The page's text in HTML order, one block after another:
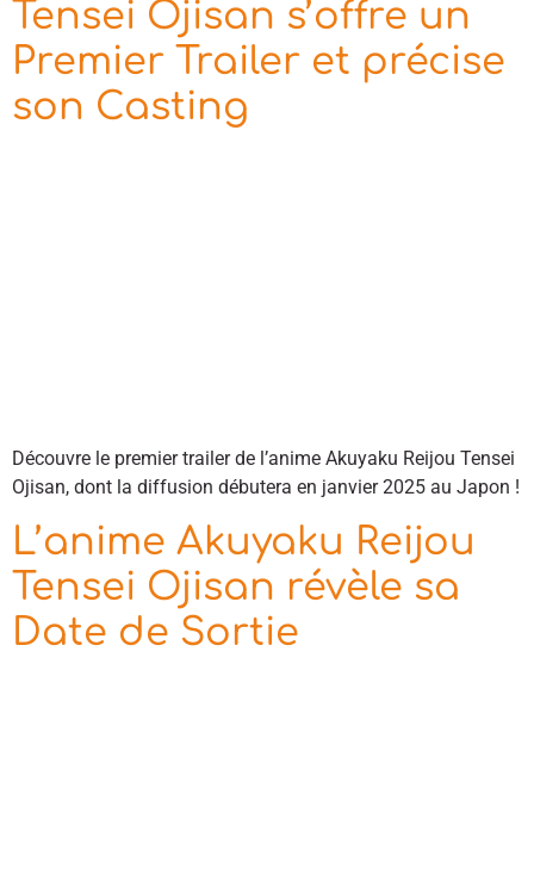
Tensei Ojisan s’offre un
Premier Trailer et précise
son Casting
Découvre le premier trailer de l’anime Akuyaku Reijou Tensei
Ojisan, dont la diffusion débutera en janvier 2025 au Japon !
L’anime Akuyaku Reijou
Tensei Ojisan révèle sa
Date de Sortie